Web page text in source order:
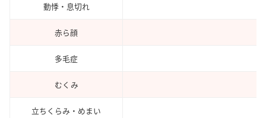
動悸・息切れ
赤ら顔
多毛症
むくみ
立ちくらみ・めまい